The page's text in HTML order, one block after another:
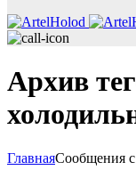
Архив
ГлавнаяСообщения